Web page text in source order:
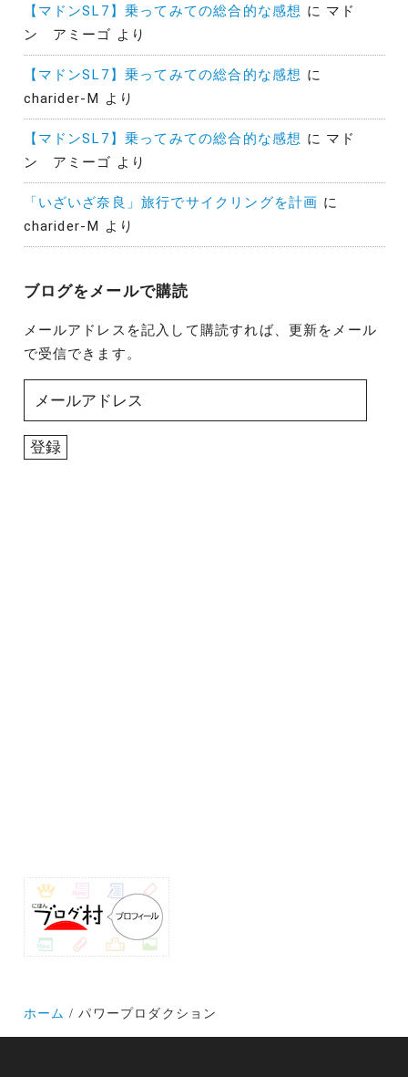
【マドンSL7】乗ってみての総合的な感想 に マド
ン アミーゴ より
【マドンSL7】乗ってみての総合的な感想 に
charider-M より
【マドンSL7】乗ってみての総合的な感想 に マド
ン アミーゴ より
「いざいざ奈良」旅行でサイクリングを計画 に
charider-M より
ブログをメールで購読
メールアドレスを記入して購読すれば、更新をメール
で受信できます。
ル
ア
登録
ホーム パワープロダクション